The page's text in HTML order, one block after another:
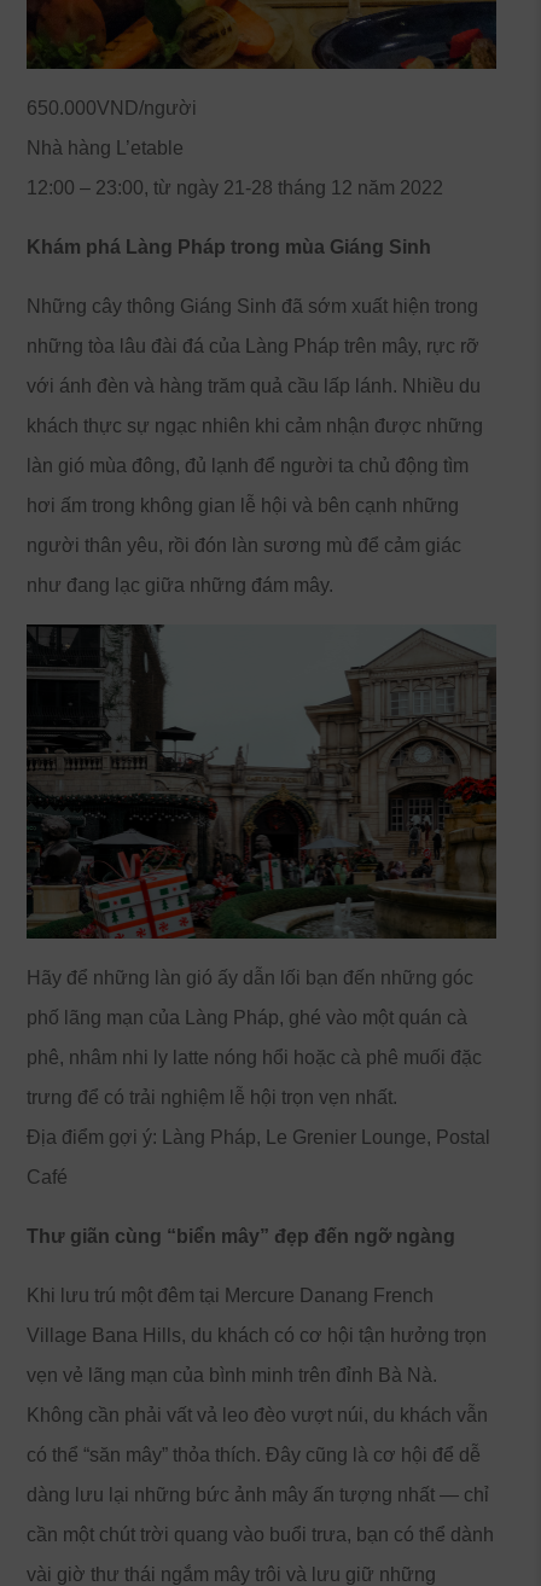
650.000VND/người
Nhà hàng L’etable
12:00 – 23:00, từ ngày 21-28 tháng 12 năm 2022
Khám phá Làng Pháp trong mùa Giáng Sinh
Những cây thông Giáng Sinh đã sớm xuất hiện trong
những tòa lâu đài đá của Làng Pháp trên mây, rực rỡ
với ánh đèn và hàng trăm quả cầu lấp lánh. Nhiều du
khách thực sự ngạc nhiên khi cảm nhận được những
làn gió mùa đông, đủ lạnh để người ta chủ động tìm
hơi ấm trong không gian lễ hội và bên cạnh những
người thân yêu, rồi đón làn sương mù để cảm giác
như đang lạc giữa những đám mây.
Hãy để những làn gió ấy dẫn lối bạn đến những góc
phố lãng mạn của Làng Pháp, ghé vào một quán cà
phê, nhâm nhi ly latte nóng hổi hoặc cà phê muối đặc
trưng để có trải nghiệm lễ hội trọn vẹn nhất.
Địa điểm gợi ý: Làng Pháp, Le Grenier Lounge, Postal
Café
Thư giãn cùng “biển mây” đẹp đến ngỡ ngàng
Khi lưu trú một đêm tại Mercure Danang French
Village Bana Hills, du khách có cơ hội tận hưởng trọn
vẹn vẻ lãng mạn của bình minh trên đỉnh Bà Nà.
Không cần phải vất vả leo đèo vượt núi, du khách vẫn
có thể “săn mây” thỏa thích. Đây cũng là cơ hội để dễ
dàng lưu lại những bức ảnh mây ấn tượng nhất — chỉ
cần một chút trời quang vào buổi trưa, bạn có thể dành
vài giờ thư thái ngắm mây trôi và lưu giữ những